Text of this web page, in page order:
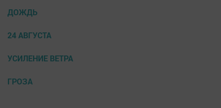
ДОЖДЬ
24 АВГУСТА
УСИЛЕНИЕ ВЕТРА
ГРОЗА